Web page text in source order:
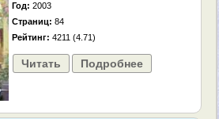
Год: 2003
Страниц: 84
Рейтинг: 4211 (4.71)
Читать Подробнее